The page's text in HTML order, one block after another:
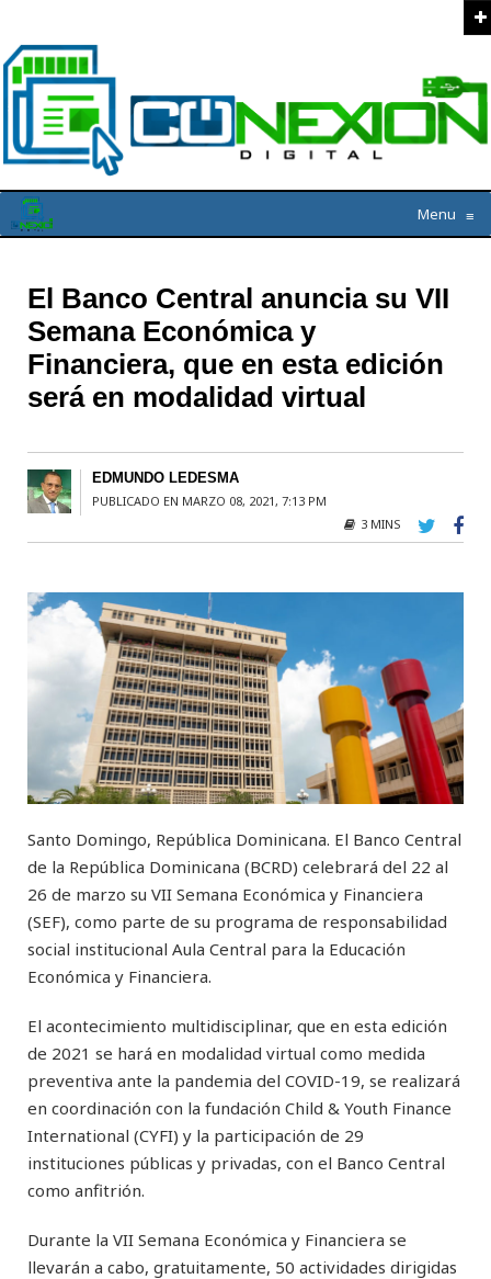
Menu ≡
El Banco Central anuncia su VII
Semana Económica y
Financiera, que en esta edición
será en modalidad virtual
EDMUNDO LEDESMA
PUBLICADO EN MARZO 08, 2021, 7:13 PM
3 MINS
Santo Domingo, República Dominicana. El Banco Central
de la República Dominicana (BCRD) celebrará del 22 al
26 de marzo su VII Semana Económica y Financiera
(SEF), como parte de su programa de responsabilidad
social institucional Aula Central para la Educación
Económica y Financiera.
El acontecimiento multidisciplinar, que en esta edición
de 2021 se hará en modalidad virtual como medida
preventiva ante la pandemia del COVID-19, se realizará
en coordinación con la fundación Child & Youth Finance
International (CYFI) y la participación de 29
instituciones públicas y privadas, con el Banco Central
como anfitrión.
Durante la VII Semana Económica y Financiera se
llevarán a cabo, gratuitamente, 50 actividades dirigidas